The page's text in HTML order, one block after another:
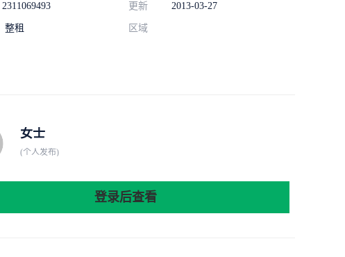
2311069493 更新 2013-03-27
整租 区域
女士
(个人发布)
登录后查看